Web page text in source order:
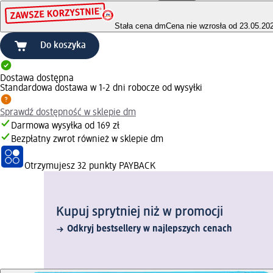
Stała cena dmCena nie wzrosła od
Do koszyka
Dostawa dostępna
Standardowa dostawa w 1-2 dni robocze od wysyłki
Sprawdź dostępność w sklepie dm
Darmowa wysyłka od 169 zł
Bezpłatny zwrot również w sklepie dm
Otrzymujesz 32 punkty PAYBACK
Kupuj sprytniej niż w promocji
Odkryj bestsellery w najlepszych cenach